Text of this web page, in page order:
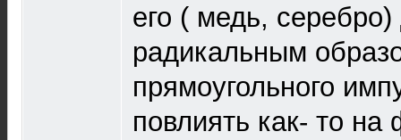
его ( медь,
радикальным
прямоугольного
повлиять как- то